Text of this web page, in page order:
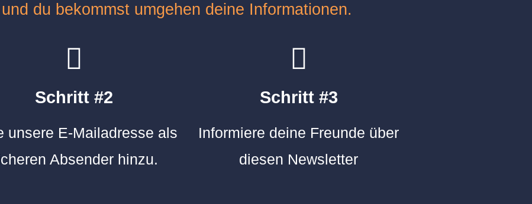
du bekommst umgehen deine Informationen.
Schritt #2
unsere E-Mailadresse als
Absender hinzu.
Schritt #3
Informiere deine Freunde über
diesen Newsletter